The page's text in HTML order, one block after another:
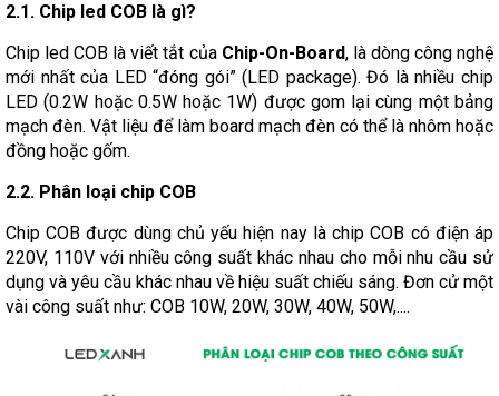
2.1. Chip led COB là gì?
Chip led COB là viết tắt củaChip-On-Board, là dòng công nghệ
mới nhất của LED “đóng gói” (LED package). Đó là nhiều chip
LED (0.2W hoặc 0.5W hoặc 1W) được gom lại cùng một bảng
mạch đèn. Vật liệu để làm board mạch đèn có thể là nhôm hoặc
đồng hoặc gốm.
2.2. Phân loại chip COB
Chip COB được dùng chủ yếu hiện nay là chip COB có điện áp
220V, 110V với nhiều công suất khác nhau cho mỗi nhu cầu sử
dụng và yêu cầu khác nhau về hiệu suất chiếu sáng. Đơn cử một
vài công suất như: COB 10W, 20W, 30W, 40W, 50W,....